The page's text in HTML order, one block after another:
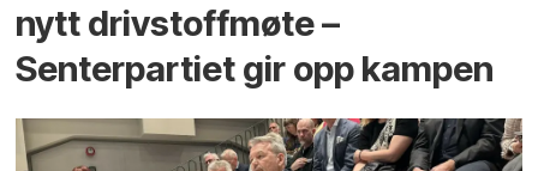
nytt drivstoffmøte –
Senterpartiet gir opp kampen